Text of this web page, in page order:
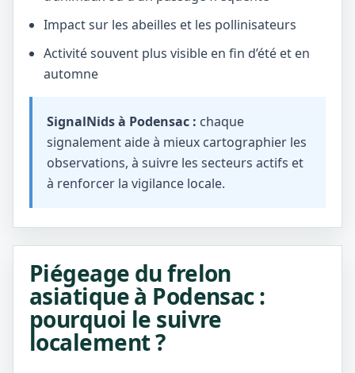
Impact sur les abeilles et les pollinisateurs
Activité souvent plus visible en fin d’été et en
automne
SignalNids à Podensac : chaque
signalement aide à mieux cartographier les
observations, à suivre les secteurs actifs et
à renforcer la vigilance locale.
Piégeage du frelon
asiatique à Podensac :
pourquoi le suivre
localement ?